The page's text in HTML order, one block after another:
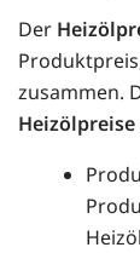
Der
zusammen.
Heizölpreise